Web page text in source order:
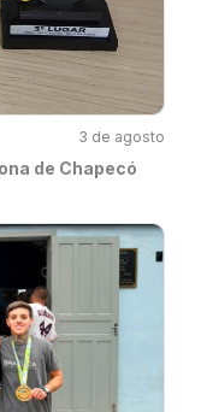
3 de agosto
de Chapecó